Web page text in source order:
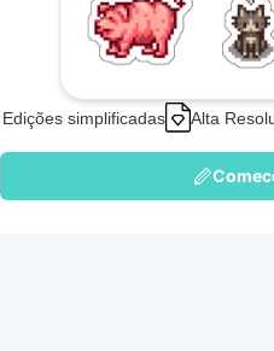
Edições simplificadas Alta